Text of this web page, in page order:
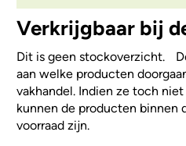
Verkrijgbaar bij
Dit is geen stockoverzicht.
aan welke producten
vakhandel. Indien ze toch
kunnen de producten binnen
voorraad zijn.